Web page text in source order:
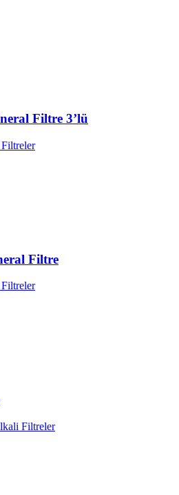
Filtre 3’lü
Filtre
Filtreler